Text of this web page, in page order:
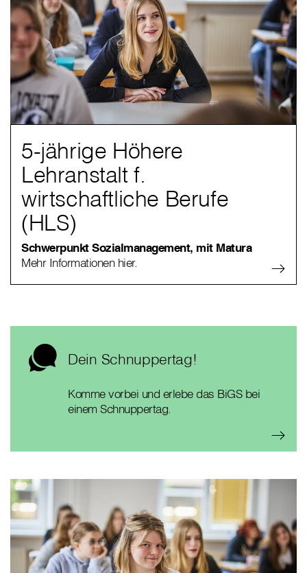
5-jährige Höhere
Lehranstalt f.
wirtschaftliche Berufe
(HLS)
Schwerpunkt Sozialmanagement, mit Matura
Mehr Informationen hier.
Dein Schnuppertag!
Komme vorbei und erlebe das BiGS bei
einem Schnuppertag.